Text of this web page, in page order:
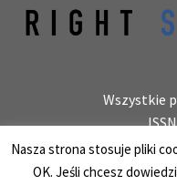
Wszystkie
Wydawca:
25-150 Kielce, ul.
Nasza strona stosuje pliki
OK. Jeśli chcesz